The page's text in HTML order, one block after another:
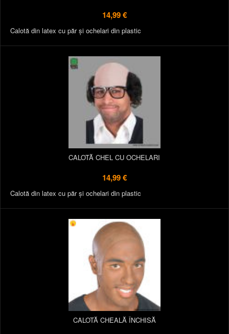
14,99 €
Calotă din latex cu păr și ochelari din plastic
CALOTĂ CHEL CU OCHELARI
14,99 €
Calotă din latex cu păr și ochelari din plastic
CALOTĂ CHEALĂ ÎNCHISĂ